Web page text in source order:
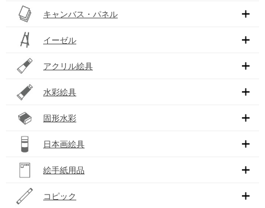
キャンバス・パネル
イーゼル
アクリル絵具
水彩絵具
固形水彩
日本画絵具
絵手紙用品
コピック